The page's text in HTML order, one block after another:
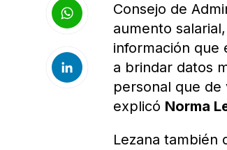
Consejo de
aumento
información que
a brindar datos
personal que de
explicó Norma
Lezana también